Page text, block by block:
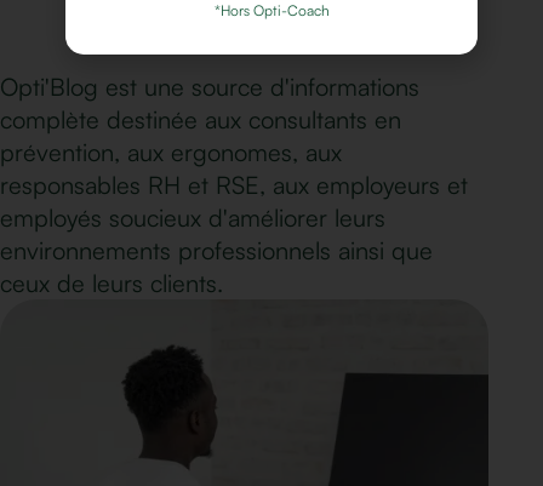
Opti'Blog est une source d'informations
complète destinée aux consultants en
prévention, aux ergonomes, aux
responsables RH et RSE, aux employeurs et
employés soucieux d'améliorer leurs
environnements professionnels ainsi que
ceux de leurs clients.
*Hors Opti-Coach